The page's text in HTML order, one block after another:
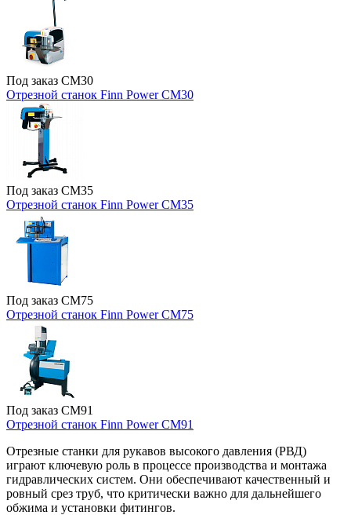
Под заказ CM30
Отрезной станок Finn Power CM30
Под заказ CM35
Отрезной станок Finn Power CM35
Под заказ CM75
Отрезной станок Finn Power CM75
Под заказ CM91
Отрезной станок Finn Power CM91
Отрезные станки для рукавов высокого давления (РВД)
играют ключевую роль в процессе производства и монтажа
гидравлических систем. Они обеспечивают качественный и
ровный срез труб, что критически важно для дальнейшего
обжима и установки фитингов.